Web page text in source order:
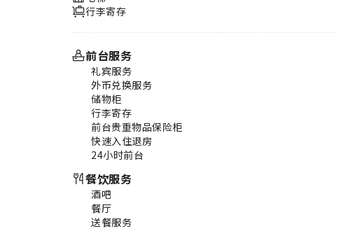
行李寄存
前台服务
礼宾服务
外币兑换服务
储物柜
行李寄存
前台贵重物品保险柜
快速入住退房
24小时前台
餐饮服务
酒吧
餐厅
送餐服务